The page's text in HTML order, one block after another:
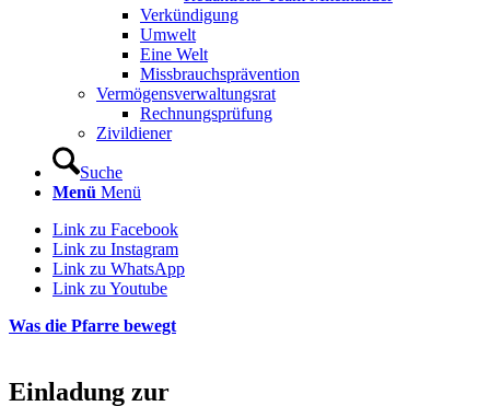
Verkündigung
Umwelt
Eine Welt
Missbrauchsprävention
Vermögensverwaltungsrat
Rechnungsprüfung
Zivildiener
Suche
Menü Menü
Link zu Facebook
Link zu Instagram
Link zu WhatsApp
Link zu Youtube
Was die Pfarre bewegt
Einladung zur